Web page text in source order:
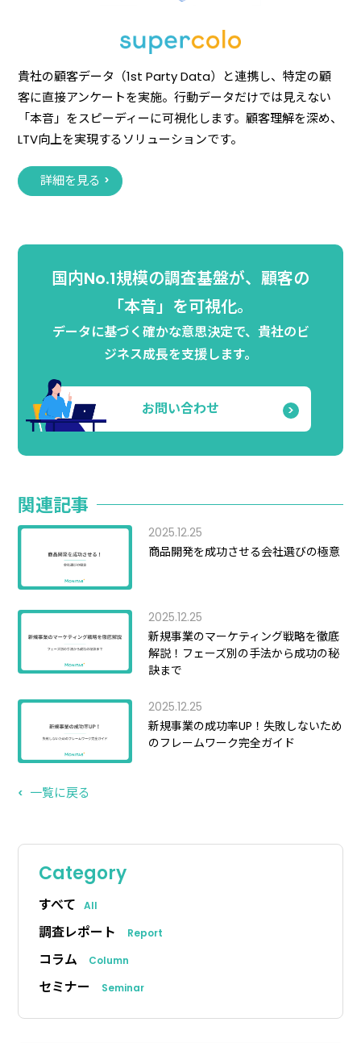
貴社の顧客データ（1st Party Data）と連携し、特定の顧
客に直接アンケートを実施。行動データだけでは見えない
「本音」をスピーディーに可視化します。顧客理解を深め、
LTV向上を実現するソリューションです。
詳細を見る
国内No.1規模の調査基盤が、顧客の
「本音」を可視化。
データに基づく確かな意思決定で、貴社のビ
ジネス成長を支援します。
お問い合わせ
関連記事
2025.12.25
商品開発を成功させる会社選びの極意
2025.12.25
新規事業のマーケティング戦略を徹底
解説！フェーズ別の手法から成功の秘
訣まで
2025.12.25
新規事業の成功率UP！失敗しないため
のフレームワーク完全ガイド
一覧に戻る
Category
すべて All
調査レポート Report
コラム Column
セミナー Seminar